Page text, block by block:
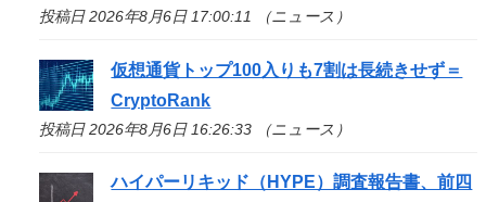
投稿日 2026年8月6日 17:00:11 （ニュース）
仮想通貨トップ100入りも7割は長続きせず＝
CryptoRank
投稿日 2026年8月6日 16:26:33 （ニュース）
ハイパーリキッド（HYPE）調査報告書、前四